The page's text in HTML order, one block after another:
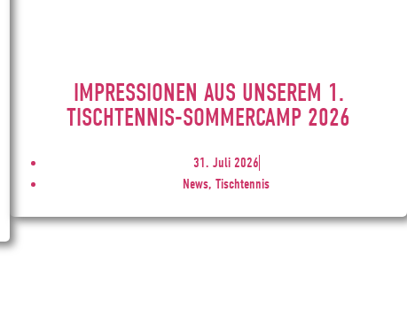
IMPRESSIONEN AUS UNSEREM 1.
TISCHTENNIS-SOMMERCAMP 2026
31. Juli 2026
News, Tischtennis